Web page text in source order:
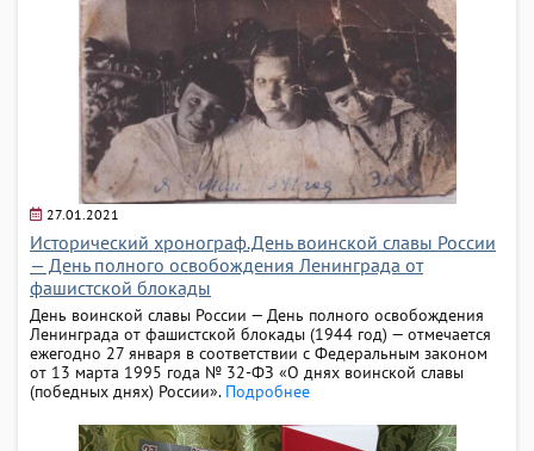
27.01.2021
Исторический хронограф.День воинской славы России
— День полного освобождения Ленинграда от
фашистской блокады
День воинской славы России — День полного освобождения
Ленинграда от фашистской блокады (1944 год) — отмечается
ежегодно 27 января в соответствии с Федеральным законом
от 13 марта 1995 года № 32-ФЗ «О днях воинской славы
(победных днях) России». Подробнее